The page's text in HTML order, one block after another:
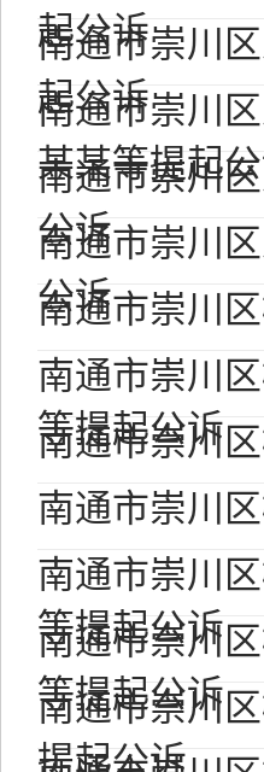
起公诉
南通市崇川
起公诉
南通市崇川
某某等提起
南通市崇川
公诉
南通市崇川
公诉
南通市崇川
南通市崇川
等提起公诉
南通市崇川
南通市崇川
南通市崇川
等提起公诉
南通市崇川
等提起公诉
南通市崇川
提起公诉